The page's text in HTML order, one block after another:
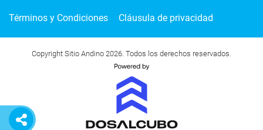
Términos y Condiciones Cláusula de privacidad
Copyright Sitio Andino 2026. Todos los derechos reservados.